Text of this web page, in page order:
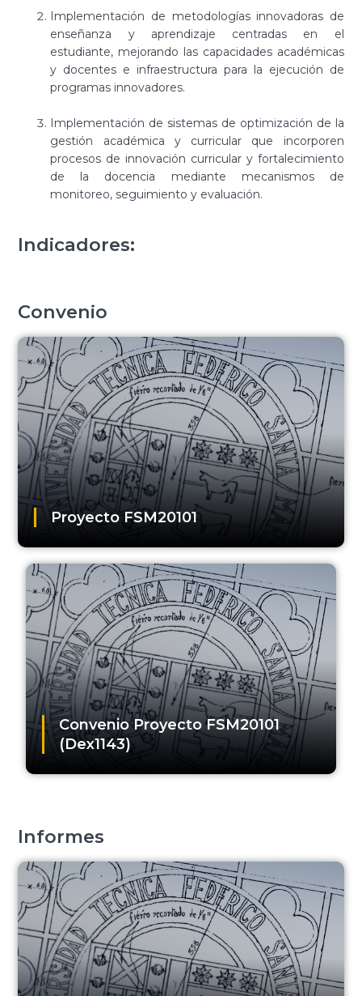
Implementación de metodologías innovadoras de
enseñanza y aprendizaje centradas en el
estudiante, mejorando las capacidades académicas
y docentes e infraestructura para la ejecución de
programas innovadores.
Implementación de sistemas de optimización de la
gestión académica y curricular que incorporen
procesos de innovación curricular y fortalecimiento
de la docencia mediante mecanismos de
monitoreo, seguimiento y evaluación.
Indicadores:
Convenio
Proyecto FSM20101
Convenio Proyecto FSM20101
(Dex1143)
Informes